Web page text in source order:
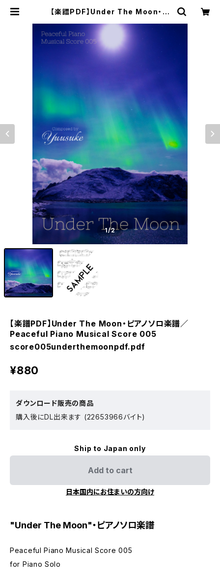
【楽譜PDF】Under The Moon・ピ
usical Score 005 | ピースフルミ
ュージックショップ｜ヒーリングミュ
ージックCD・楽譜・演奏会チケット販
売・楽曲制作
1/2
【楽譜PDF】Under The Moon・ピアノソロ楽譜／
Peaceful Piano Musical Score 005
score005underthemoonpdf.pdf
¥880
ダウンロード販売の商品
購入後にDL出来ます (22653966バイト)
Ship to Japan only
Add to cart
日本国内にお住まいの方向け
"Under The Moon"・ピアノソロ楽譜
Peaceful Piano Musical Score 005
for Piano Solo